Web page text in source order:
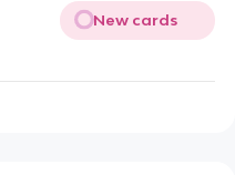
New cards